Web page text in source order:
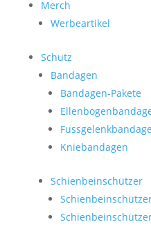
Merch
Werbeartikel
Schutz
Bandagen
Bandagen-Pakete
Kniebandagen
Schienbeinschützer